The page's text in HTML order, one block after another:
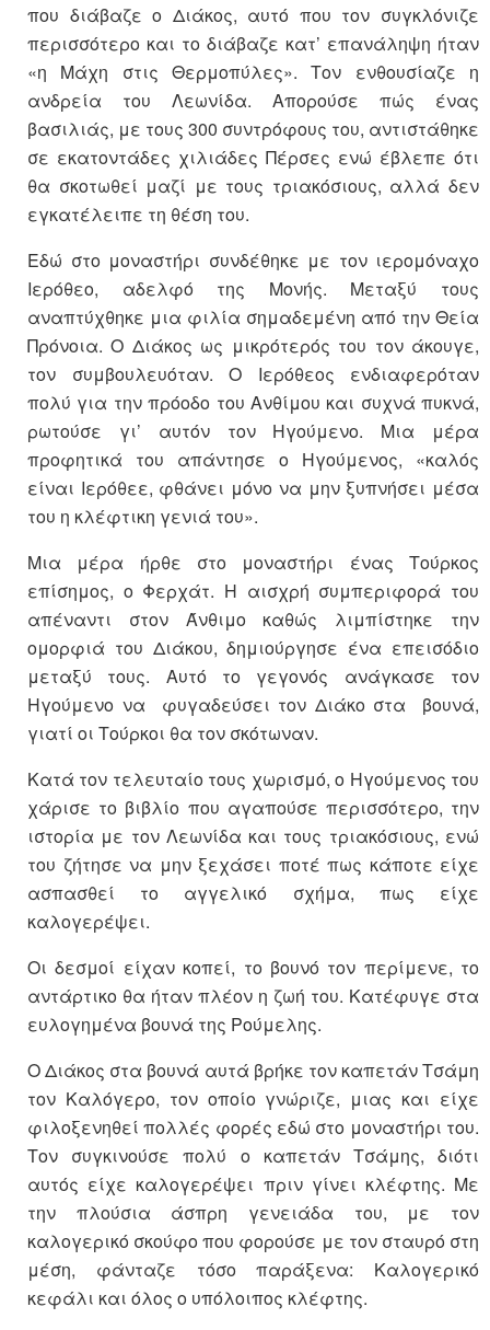
που διάβαζε ο Διάκος, αυτό που τον συγκλόνιζε
περισσότερο και το διάβαζε κατ’ επανάληψη ήταν
«η Μάχη στις Θερμοπύλες». Τον ενθουσίαζε η
ανδρεία του Λεωνίδα. Απορούσε πώς ένας
βασιλιάς, με τους 300 συντρόφους του, αντιστάθηκε
σε εκατοντάδες χιλιάδες Πέρσες ενώ έβλεπε ότι
θα σκοτωθεί μαζί με τους τριακόσιους, αλλά δεν
εγκατέλειπε τη θέση του.
Εδώ στο μοναστήρι συνδέθηκε με τον ιερομόναχο
Ιερόθεο, αδελφό της Μονής. Μεταξύ τους
αναπτύχθηκε μια φιλία σημαδεμένη από την Θεία
Πρόνοια. Ο Διάκος ως μικρότερός του τον άκουγε,
τον συμβουλευόταν. Ο Ιερόθεος ενδιαφερόταν
πολύ για την πρόοδο του Ανθίμου και συχνά πυκνά,
ρωτούσε γι’ αυτόν τον Ηγούμενο. Μια μέρα
προφητικά του απάντησε ο Ηγούμενος, «καλός
είναι Ιερόθεε, φθάνει μόνο να μην ξυπνήσει μέσα
του η κλέφτικη γενιά του».
Μια μέρα ήρθε στο μοναστήρι ένας Τούρκος
επίσημος, ο Φερχάτ. Η αισχρή συμπεριφορά του
απέναντι στον Άνθιμο καθώς λιμπίστηκε την
ομορφιά του Διάκου, δημιούργησε ένα επεισόδιο
μεταξύ τους. Αυτό το γεγονός ανάγκασε τον
Ηγούμενο να φυγαδεύσει τον Διάκο στα βουνά,
γιατί οι Τούρκοι θα τον σκότωναν.
Κατά τον τελευταίο τους χωρισμό, ο Ηγούμενος του
χάρισε το βιβλίο που αγαπούσε περισσότερο, την
ιστορία με τον Λεωνίδα και τους τριακόσιους, ενώ
του ζήτησε να μην ξεχάσει ποτέ πως κάποτε είχε
ασπασθεί το αγγελικό σχήμα, πως είχε
καλογερέψει.
Οι δεσμοί είχαν κοπεί, το βουνό τον περίμενε, το
αντάρτικο θα ήταν πλέον η ζωή του. Κατέφυγε στα
ευλογημένα βουνά της Ρούμελης.
Ο Διάκος στα βουνά αυτά βρήκε τον καπετάν Τσάμη
τον Καλόγερο, τον οποίο γνώριζε, μιας και είχε
φιλοξενηθεί πολλές φορές εδώ στο μοναστήρι του.
Τον συγκινούσε πολύ ο καπετάν Τσάμης, διότι
αυτός είχε καλογερέψει πριν γίνει κλέφτης. Με
την πλούσια άσπρη γενειάδα του, με τον
καλογερικό σκούφο που φορούσε με τον σταυρό στη
μέση, φάνταζε τόσο παράξενα: Καλογερικό
κεφάλι και όλος ο υπόλοιπος κλέφτης.